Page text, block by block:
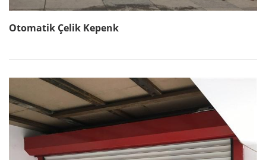
Otomatik Çelik Kepenk